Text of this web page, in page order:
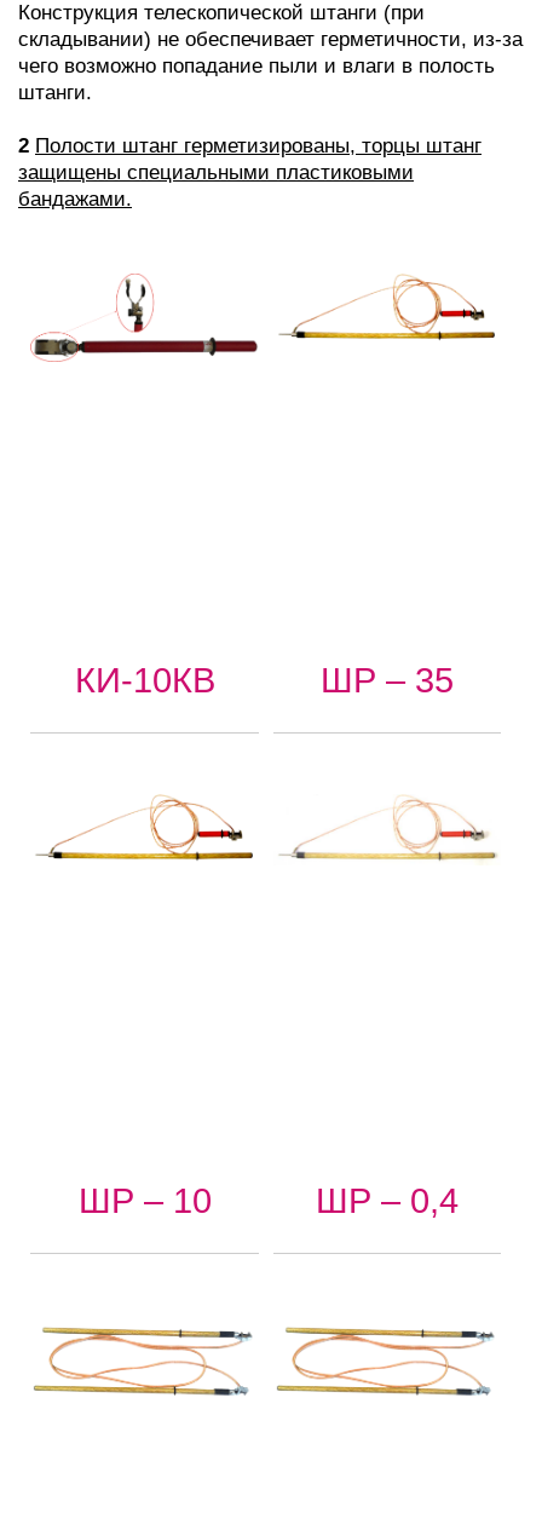
Конструкция телескопической штанги (при
складывании) не обеспечивает герметичности, из-за
чего возможно попадание пыли и влаги в полость
штанги.
2 Полости штанг герметизированы, торцы штанг
защищены специальными пластиковыми
бандажами.
КИ-10КВ ШР – 35
ШР – 10 ШР – 0,4